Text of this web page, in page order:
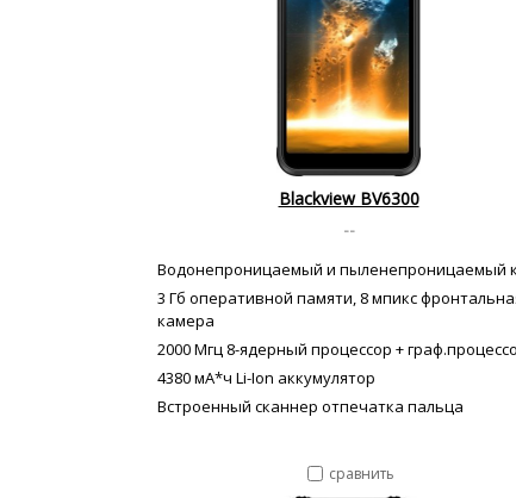
Blackview BV6300
--
Водонепроницаемый и пыленепроницаемый
3 Гб оперативной памяти, 8 мпикс
камера
2000 Мгц 8-ядерный процессор +
4380 мА*ч Li-Ion аккумулятор
Встроенный сканнер отпечатка пальца
сравнить